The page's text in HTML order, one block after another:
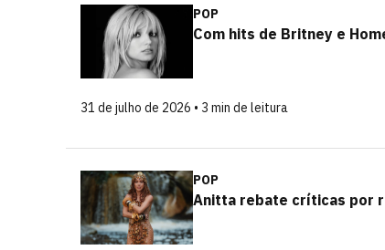
POP
Com hits de Britney e
31 de julho de 2026 • 3 min de leitura
POP
Anitta rebate críticas por